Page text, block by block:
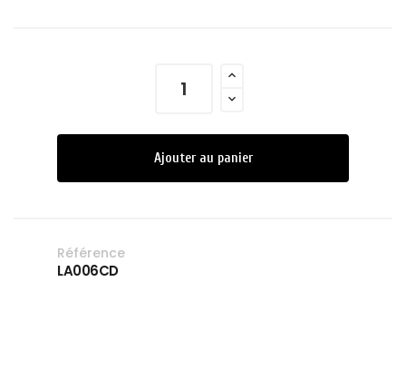
Ajouter au panier
Référence
LA006CD